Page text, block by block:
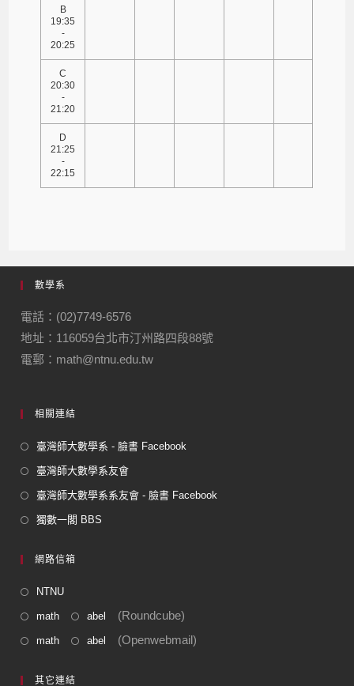
B
19:35
-
20:25
C
20:30
-
21:20
D
21:25
-
22:15
數學系
電話：(02)7749-6576
地址：116059台北市汀州路四段88號
電郵：math@ntnu.edu.tw
相關連結
臺灣師大數學系 - 臉書 Facebook
臺灣師大數學系友會
臺灣師大數學系系友會 - 臉書 Facebook
獨數一閣 BBS
網路信箱
NTNU
math abel (Roundcube)
math abel (Openwebmail)
其它連結